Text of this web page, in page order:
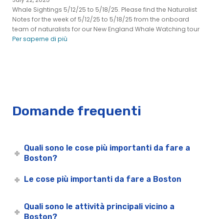
Crociera con brunch per la festa del papà a Boston |
Crociere in città
Crociera con pranzo per la Festa del Papà a Boston | City
Cruises
Hingham Hull Boston Logan - Crociere nel porto di
Eventi di gruppo a Boston
State Park
Osservazione delle balene nel porto di Boston | Crociere in
Whale Sightings 5/12/25 to 5/18/25. Please find the Naturalist
Notes for the week of 5/12/25 to 5/18/25 from the onboard
team of naturalists for our New England Whale Watching tour
Per saperne di più
Domande frequenti
Quali sono le cose più importanti da fare a
Boston?
Le cose più importanti da fare a Boston
Quali sono le attività principali vicino a
Boston?